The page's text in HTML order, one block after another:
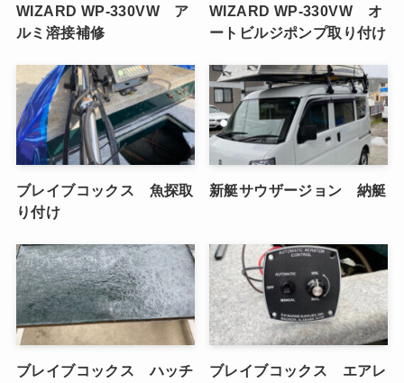
WIZARD WP-330VW ア
ルミ溶接補修
WIZARD WP-330VW オ
ートビルジポンプ取り付け
ブレイブコックス 魚探取
り付け
新艇サウザージョン 納艇
ブレイブコックス ハッチ
ブレイブコックス エアレ